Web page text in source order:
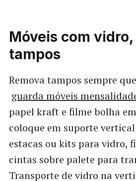
Móveis com
tampos
Remova tampos sempre
guarda móveis
papel kraft e filme bolha
coloque em suporte
estacas ou kits para vidro,
cintas sobre palete para
Transporte de vidro na